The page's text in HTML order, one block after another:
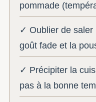
pommade
✓ Oublier de saler
goût fade et la
✓ Précipiter la
pas à la bonne